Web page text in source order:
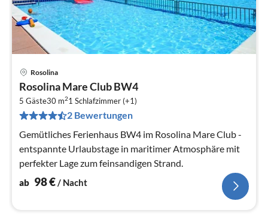
Rosolina
Rosolina Mare Club BW4
5 Gäste30 m21 Schlafzimmer (+1)
2 Bewertungen
Gemütliches Ferienhaus BW4 im Rosolina Mare Club -
entspannte Urlaubstage in maritimer Atmosphäre mit
perfekter Lage zum feinsandigen Strand.
ab 98€/ Nacht